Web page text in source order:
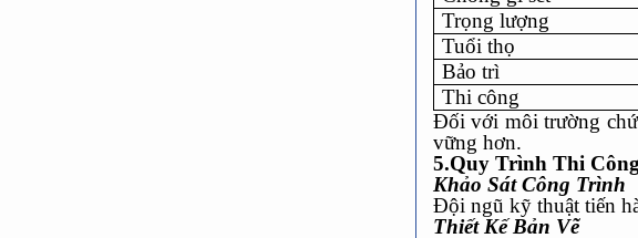
Trọng lượng
Tuổi thọ
Bảo trì
Thi công
Đối với môi trường
vững hơn.
5.Quy Trình Thi
Khảo Sát Công Trình
Đội ngũ kỹ thuật tiến
Thiết Kế Bản Vẽ